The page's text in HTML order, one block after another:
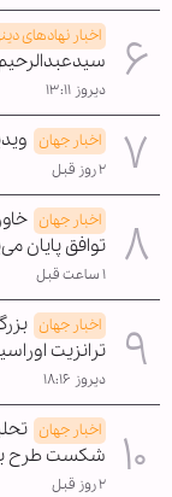
اخبار نهادهای
دیروز ۱۳:۱۱
اخبار جهان
۲ روز قبل
اخبار جهان
توافق پایان
۱ ساعت قبل
اخبار جهان
ترانزیت
دیروز ۱۸:۱۶
اخبار جهان
شکست طرح
۲ روز قبل